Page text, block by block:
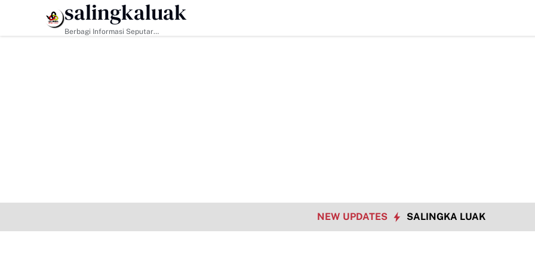
HEADLINE
salingkaluak
Berbagi Informasi Seputar
NEW UPDATES SALINGKA LUAK